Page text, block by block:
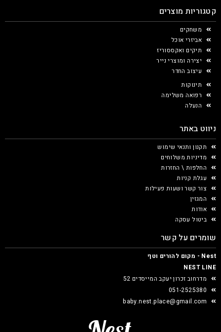
קטגוריות מוצרים
משחקים
אביזרי אוכל
תיקים ואקססוריז
יצירה ומוצרי נייר
עיצוב החדר
תינוקות
רפואה משלימה
הנעלה
ניווט באתר
תקנון ותנאי שימוש
מדיניות משלוחים
החלפות \ החזרות
עגלת קניות
צור קשר ושעות פעילות
המגזין
אודות
ביטול עסקה
שומרים על קשר
Nest - מקום להורים וטף
NEST LINE
מדרחוב זכרון יעקב המייסדים 52
051-2525380
baby.nest.place@gmail.com